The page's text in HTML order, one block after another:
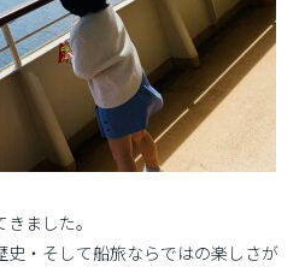
ました。
・そして船旅ならではの楽しさが